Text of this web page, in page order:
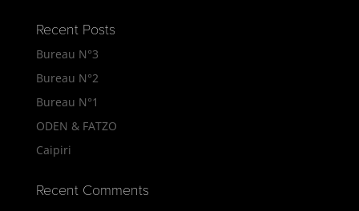
Recent Posts
Bureau N°3
Bureau N°2
Bureau N°1
ODEN & FATZO
Caipiri
Recent Comments